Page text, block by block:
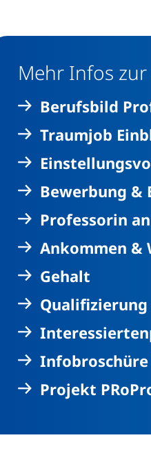
Mehr Infos
Berufsbild
Traumjob
Bewerbung &
Professorin
Ankommen &
Gehalt
Qualifizierung
Infobroschüre
Projekt